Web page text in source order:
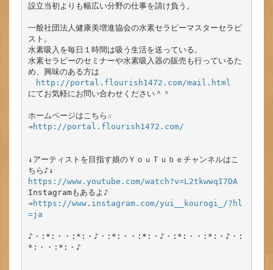
設立当初よりも幅広い分野の仕事を請け負う。
一般社団法人健康美増進協会の水素セラピーマスターセラピ
スト。
水素吸入を毎日１時間は吸う生活を送っている。
水素セラピーのセミナーや水素吸入器の販売も行っているた
め、興味のある方は
http://portal.flourish1472.com/mail.html
にてお気軽にお問い合わせください＾＾
ホームページはこちら☆
⇒http://portal.flourish1472.com/
↓アーティストを目指す娘のＹｏｕＴｕｂｅチャンネルはこ
https://www.youtube.com/watch?v=L2tkwwqI7DA
Instagramもあるよ♪
⇒https://www.instagram.com/yui__kourogi_/?hl
=ja
♪・:*:・・:*:・♪・:*:・・:*:・♪・:*:・・:*:・♪・:
*:・・:*:・♪